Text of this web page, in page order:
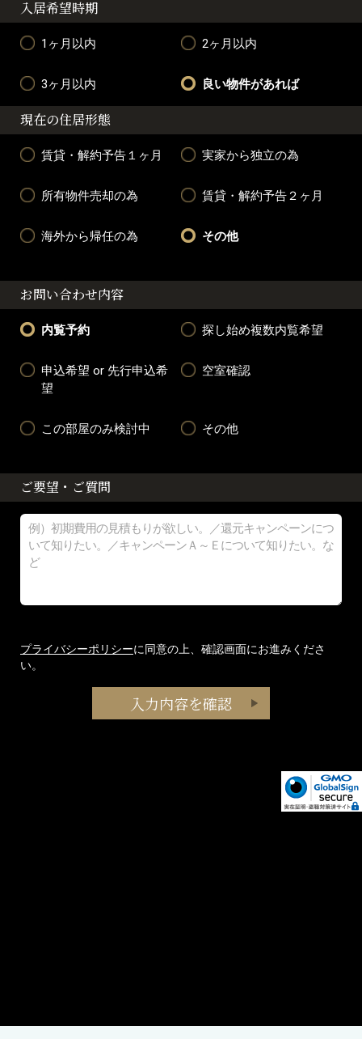
入居希望時期
1ヶ月以内 2ヶ月以内
3ヶ月以内 良い物件があれば
現在の住居形態
賃貸・解約予告１ヶ月 実家から独立の為
所有物件売却の為 賃貸・解約予告２ヶ月
海外から帰任の為 その他
お問い合わせ内容
内覧予約 探し始め複数内覧希望
申込希望 or 先行申込希
望
空室確認
この部屋のみ検討中 その他
ご要望・ご質問
プライバシーポリシーに同意の上、確認画面にお進みくださ
い。